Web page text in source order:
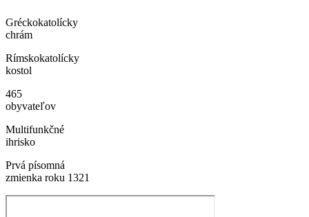
Gréckokatolícky
chrám
Rímskokatolícky
kostol
465
obyvateľov
Multifunkčné
ihrisko
Prvá písomná
zmienka roku 1321